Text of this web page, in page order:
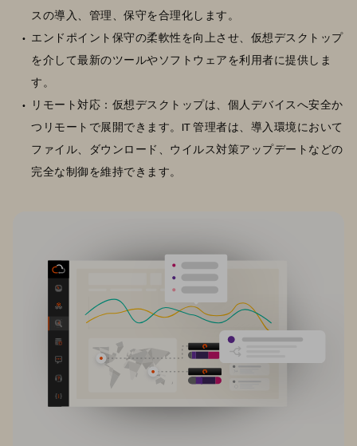
スの導入、管理、保守を合理化します。
エンドポイント保守の柔軟性を向上させ、仮想デスクトップ
を介して最新のツールやソフトウェアを利用者に提供しま
す。
リモート対応：仮想デスクトップは、個人デバイスへ安全か
つリモートで展開できます。IT 管理者は、導入環境において
ファイル、ダウンロード、ウイルス対策アップデートなどの
完全な制御を維持できます。